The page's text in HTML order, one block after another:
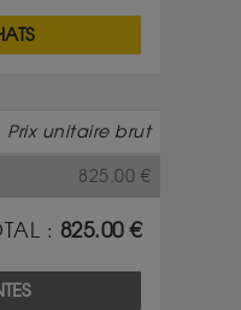
Prix unitaire brut
825.00 €
: 825.00€